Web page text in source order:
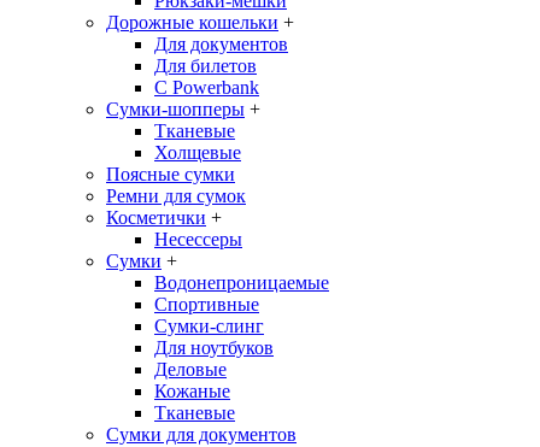
Дорожные кошельки +
Для документов
Для билетов
С Powerbank
Сумки-шопперы +
Тканевые
Холщевые
Поясные сумки
Ремни для сумок
Косметички +
Несессеры
Сумки +
Водонепроницаемые
Спортивные
Сумки-слинг
Для ноутбуков
Деловые
Кожаные
Тканевые
Сумки для документов